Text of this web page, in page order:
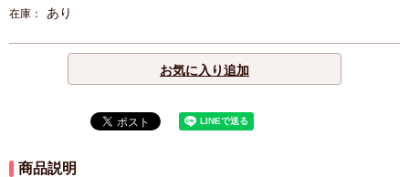
在庫： あり
お気に入り追加
商品説明